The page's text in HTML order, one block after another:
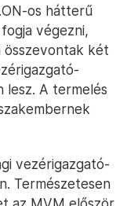
os hátterű
végezni,
összevontak két
A termelés
vezérigazgató-
Természetesen